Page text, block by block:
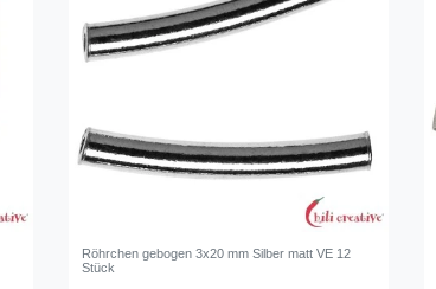
Röhrchen gebogen 3x20 mm Silber matt VE 12
Stück